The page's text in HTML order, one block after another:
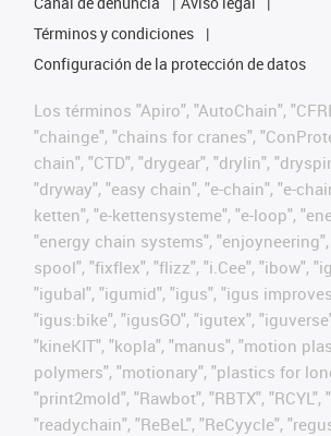
Términos y condiciones
Configuración de la protección de datos
Los términos "Apiro", "AutoChain",
"chainge", "chains for cranes",
chain", "CTD", "drygear", "drylin",
"dryway", "easy chain", "e-chain", "e-
ketten", "e-kettensysteme", "e-loop",
"energy chain systems", "enjoyneering",
spool", "fixflex", "flizz", "i.Cee", "ibow",
"igubal", "igumid", "igus", "igus
"igus:bike", "igusGO", "igutex",
"kineKIT", "kopla", "manus", "motion
polymers", "motionary", "plastics for
"print2mold", "Rawbot", "RBTX", "RCYL",
"readychain", "ReBeL", "ReCyycle",